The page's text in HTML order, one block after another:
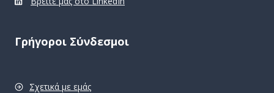
Γρήγοροι Σύνδεσμοι
Σχετικά με εμάς